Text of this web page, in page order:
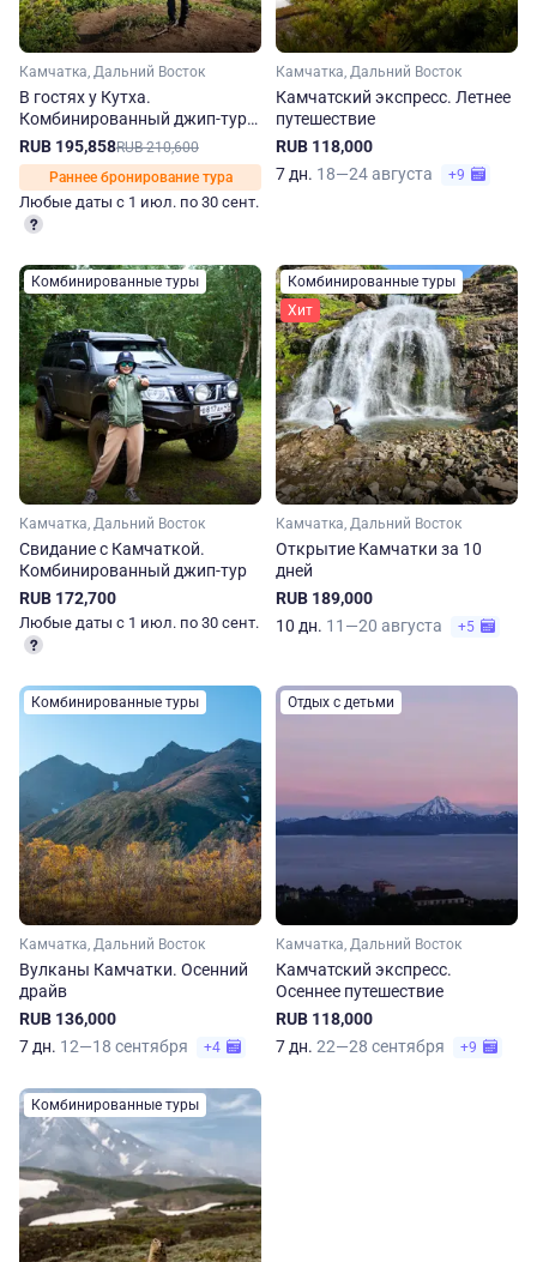
Камчатка, Дальний Восток
В гостях у Кутха.
Комбинированный джип-тур
на Камчатку
RUB 195,858RUB 210,600
Раннее бронирование тура
Любые даты с 1 июл. по 30 сент.
Камчатка, Дальний Восток
Камчатский экспресс. Летнее
путешествие
RUB 118,000
7 дн. 18—24 августа +9
Комбинированные туры
Камчатка, Дальний Восток
Свидание с Камчаткой.
Комбинированный джип-тур
RUB 172,700
Любые даты с 1 июл. по 30 сент.
Комбинированные туры
Хит
Камчатка, Дальний Восток
Открытие Камчатки за 10
дней
RUB 189,000
10 дн. 11—20 августа +5
Комбинированные туры
Камчатка, Дальний Восток
Вулканы Камчатки. Осенний
драйв
RUB 136,000
7 дн. 12—18 сентября +4
Отдых с детьми
Камчатка, Дальний Восток
Камчатский экспресс.
Осеннее путешествие
RUB 118,000
7 дн. 22—28 сентября +9
Комбинированные туры